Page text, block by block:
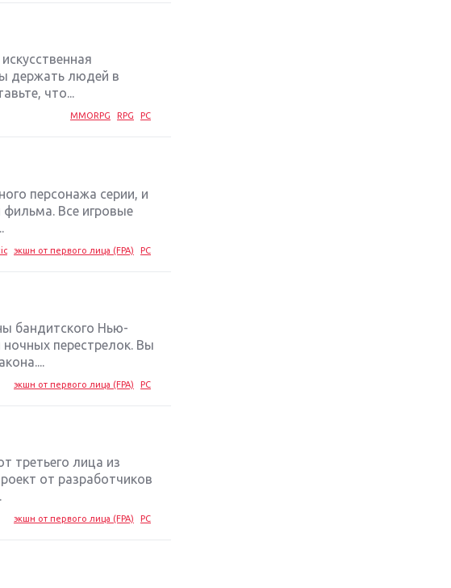
держать людей в
что...
MMORPG RPG PC
персонажа серии, и
фильма. Все игровые
экшн от первого лица (FPA) PC
бандитского Нью-
перестрелок. Вы
экшн от первого лица (FPA) PC
третьего лица из
от разработчиков
экшн от первого лица (FPA) PC